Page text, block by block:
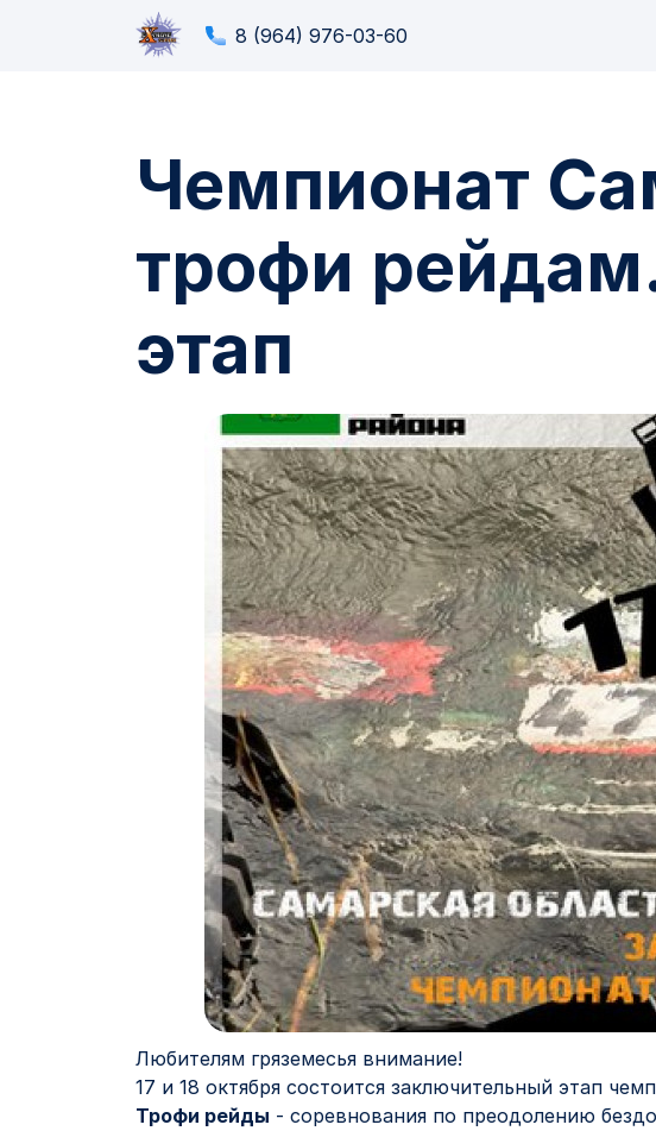
8 (964) 976-03-60
Чемпионат
трофи
этап
Любителям гряземесья внимание!
17 и 18 октября состоится заключительный этап
Трофи рейды - соревнования по преодолению